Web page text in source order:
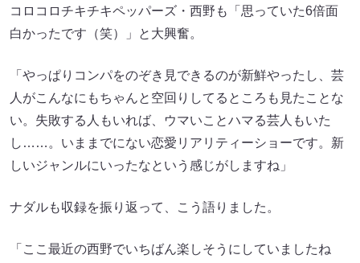
コロコロチキチキペッパーズ・西野も「思っていた6倍面
白かったです（笑）」と大興奮。
「やっぱりコンパをのぞき見できるのが新鮮やったし、芸
人がこんなにもちゃんと空回りしてるところも見たことな
い。失敗する人もいれば、ウマいことハマる芸人もいた
し……。いままでにない恋愛リアリティーショーです。新
しいジャンルにいったなという感じがしますね」
ナダルも収録を振り返って、こう語りました。
「ここ最近の西野でいちばん楽しそうにしていましたね